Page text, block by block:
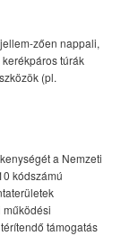
zően nappali,
túrák
(pl.
a Nemzeti
kódszámú
működési
támogatás